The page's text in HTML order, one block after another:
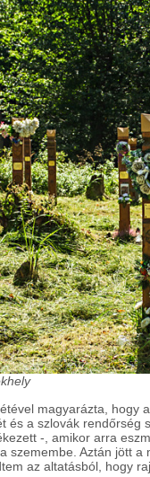
magyarázta, hogy
és a szlovák rendőrség
-, amikor arra
szemembe. Aztán jött
az altatásból, hogy